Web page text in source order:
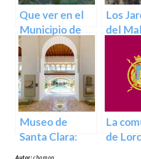
Que ver en el
Municipio de
Abanilla en
Murcia en
Murcia
Los
del
Ciudad.
Museo de
Santa Clara:
La
de
Autor:chomon